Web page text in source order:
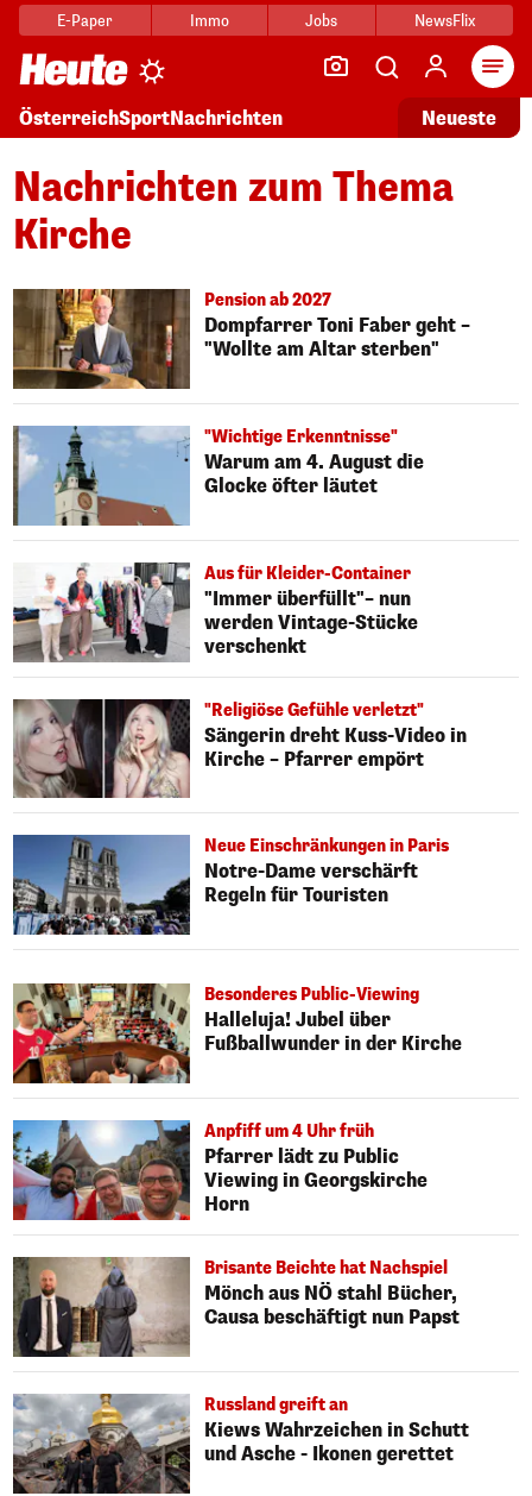
E-Paper Immo Jobs NewsFlix
ÖsterreichSportNachrichten Neueste
Nachrichten zum Thema
Kirche
Pension ab 2027
Dompfarrer Toni Faber geht –
"Wollte am Altar sterben"
"Wichtige Erkenntnisse"
Warum am 4. August die
Glocke öfter läutet
Aus für Kleider-Container
"Immer überfüllt"– nun
werden Vintage-Stücke
verschenkt
"Religiöse Gefühle verletzt"
Sängerin dreht Kuss-Video in
Kirche – Pfarrer empört
Neue Einschränkungen in Paris
Notre-Dame verschärft
Regeln für Touristen
Besonderes Public-Viewing
Halleluja! Jubel über
Fußballwunder in der Kirche
Anpfiff um 4 Uhr früh
Pfarrer lädt zu Public
Viewing in Georgskirche
Horn
Brisante Beichte hat Nachspiel
Mönch aus NÖ stahl Bücher,
Causa beschäftigt nun Papst
Russland greift an
Kiews Wahrzeichen in Schutt
und Asche - Ikonen gerettet